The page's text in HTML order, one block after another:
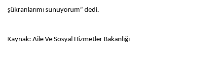
şükranlarımı sunuyorum” dedi.
Kaynak: Aile Ve Sosyal Hizmetler Bakanlığı